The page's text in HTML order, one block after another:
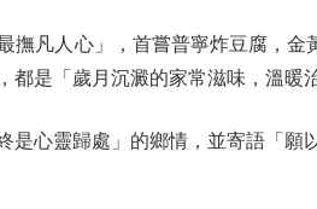
凡人心」，首嘗普寧炸豆腐，金
是「歲月沉澱的家常滋味，溫暖
靈歸處」的鄉情，並寄語「願